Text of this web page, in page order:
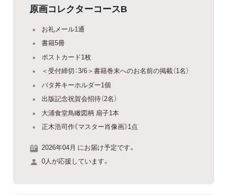
原画コレクターコースB
お礼メール1通
書籍5冊
ポストカード1枚
＜受付締切：3/6＞書籍巻末へのお名前の掲載（1名）
バタ丼キーホルダー1個
出版記念祝賀会招待（2名）
大浦食堂鳥瞰図柄 扇子1本
正木浩司作《マスター肖像画》1点
2026年04月 にお届け予定です。
0人が応援しています。